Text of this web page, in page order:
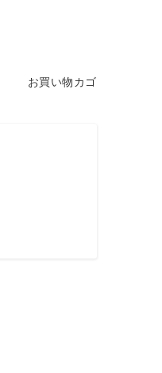
お買い物カゴ